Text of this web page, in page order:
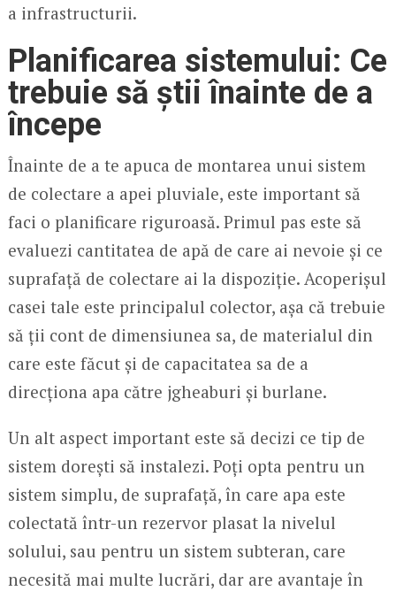
a infrastructurii.
Planificarea sistemului: Ce
trebuie să știi înainte de a
începe
Înainte de a te apuca de montarea unui sistem
de colectare a apei pluviale, este important să
faci o planificare riguroasă. Primul pas este să
evaluezi cantitatea de apă de care ai nevoie și ce
suprafață de colectare ai la dispoziție. Acoperișul
casei tale este principalul colector, așa că trebuie
să ții cont de dimensiunea sa, de materialul din
care este făcut și de capacitatea sa de a
direcționa apa către jgheaburi și burlane.
Un alt aspect important este să decizi ce tip de
sistem dorești să instalezi. Poți opta pentru un
sistem simplu, de suprafață, în care apa este
colectată într-un rezervor plasat la nivelul
solului, sau pentru un sistem subteran, care
necesită mai multe lucrări, dar are avantaje în